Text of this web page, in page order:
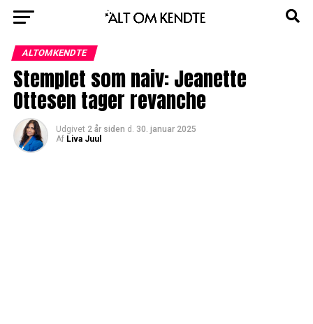
ALTOMKENDTE
Stemplet som naiv: Jeanette
Ottesen tager revanche
Udgivet 2 år siden d. 30. januar 2025
Af Liva Juul